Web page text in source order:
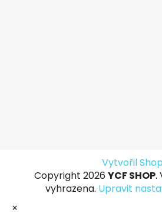
Vytvořil
Copyright 2026 YCF SHOP.
vyhrazena. Upravit
×